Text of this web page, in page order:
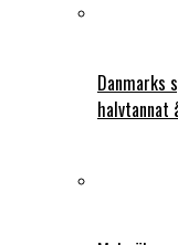
Danmarks
halvtannat